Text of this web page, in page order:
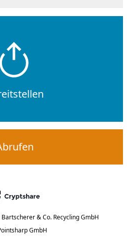
Bartscherer & Co. Recycling GmbH
GmbH